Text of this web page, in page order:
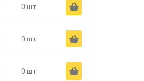
0 шт. Ä
0 шт. Ä
0 шт. Ä